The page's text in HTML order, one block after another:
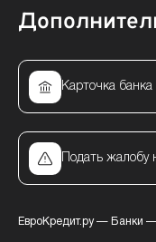
Карточка
Подать жалобу
ЕвроКредит.ру— Банки